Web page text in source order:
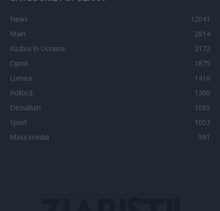
News
12041
Main
2814
Război în Ucraina
2172
Opinii
1875
Lumea
1416
Politică
1300
Dezvăluiri
1065
Sport
1053
Mass-media
591